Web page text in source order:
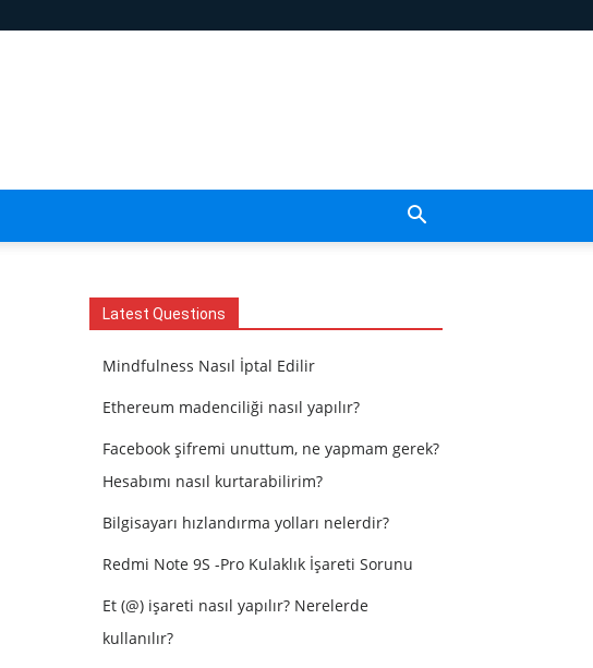
Latest Questions
Mindfulness Nasıl İptal Edilir
Ethereum madenciliği nasıl yapılır?
Facebook şifremi unuttum, ne yapmam gerek?
Hesabımı nasıl kurtarabilirim?
Bilgisayarı hızlandırma yolları nelerdir?
Redmi Note 9S -Pro Kulaklık İşareti Sorunu
Et (@) işareti nasıl yapılır? Nerelerde
kullanılır?